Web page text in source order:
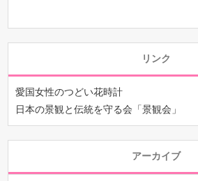
リンク
愛国女性のつどい花時計
日本の景観と伝統を守る会「景観会」
アーカイブ